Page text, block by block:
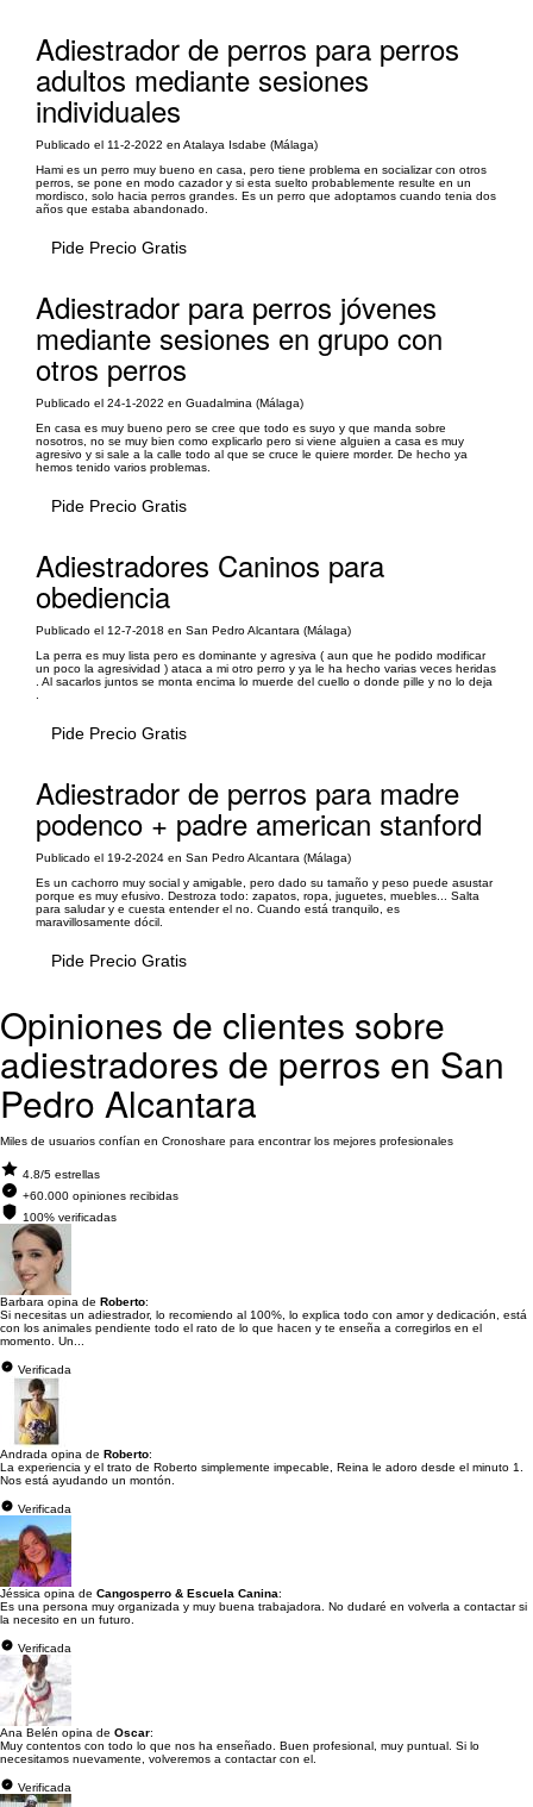
Adiestrador de perros para perros
adultos mediante sesiones
individuales
Publicado el 11-2-2022 en Atalaya Isdabe (Málaga)
Hami es un perro muy bueno en casa, pero tiene problema en socializar con otros
perros, se pone en modo cazador y si esta suelto probablemente resulte en un
mordisco, solo hacia perros grandes. Es un perro que adoptamos cuando tenia dos
años que estaba abandonado.
Pide Precio Gratis
Adiestrador para perros jóvenes
mediante sesiones en grupo con
otros perros
Publicado el 24-1-2022 en Guadalmina (Málaga)
En casa es muy bueno pero se cree que todo es suyo y que manda sobre
nosotros, no se muy bien como explicarlo pero si viene alguien a casa es muy
agresivo y si sale a la calle todo al que se cruce le quiere morder. De hecho ya
hemos tenido varios problemas.
Pide Precio Gratis
Adiestradores Caninos para
obediencia
Publicado el 12-7-2018 en San Pedro Alcantara (Málaga)
La perra es muy lista pero es dominante y agresiva ( aun que he podido modificar
un poco la agresividad ) ataca a mi otro perro y ya le ha hecho varias veces heridas
. Al sacarlos juntos se monta encima lo muerde del cuello o donde pille y no lo deja
Pide Precio Gratis
Adiestrador de perros para madre
podenco + padre american stanford
Publicado el 19-2-2024 en San Pedro Alcantara (Málaga)
Es un cachorro muy social y amigable, pero dado su tamaño y peso puede asustar
porque es muy efusivo. Destroza todo: zapatos, ropa, juguetes, muebles... Salta
para saludar y e cuesta entender el no. Cuando está tranquilo, es
maravillosamente dócil.
Pide Precio Gratis
Opiniones de clientes sobre
adiestradores de perros en San
Pedro Alcantara
Miles de usuarios confían en Cronoshare para encontrar los mejores profesionales
4.8/5 estrellas
+60.000 opiniones recibidas
100% verificadas
Barbara opina de Roberto:
Si necesitas un adiestrador, lo recomiendo al 100%, lo explica todo con amor y dedicación, está
con los animales pendiente todo el rato de lo que hacen y te enseña a corregirlos en el
momento. Un...
Verificada
Andrada opina de Roberto:
La experiencia y el trato de Roberto simplemente impecable, Reina le adoro desde el minuto 1.
Nos está ayudando un montón.
Verificada
Jéssica opina de Cangosperro & Escuela Canina:
Es una persona muy organizada y muy buena trabajadora. No dudaré en volverla a contactar si
la necesito en un futuro.
Verificada
Ana Belén opina de Oscar:
Muy contentos con todo lo que nos ha enseñado. Buen profesional, muy puntual. Si lo
necesitamos nuevamente, volveremos a contactar con el.
Verificada